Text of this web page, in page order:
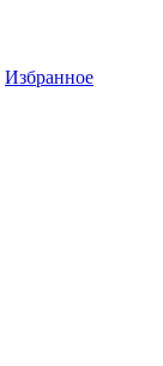
Избранное